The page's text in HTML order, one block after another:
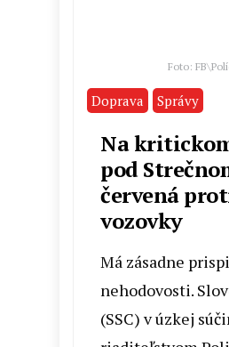
Foto:
Doprava Správy
Na
pod
červená
vozovky
Má zásadne
nehodovosti.
(SSC) v úzkej